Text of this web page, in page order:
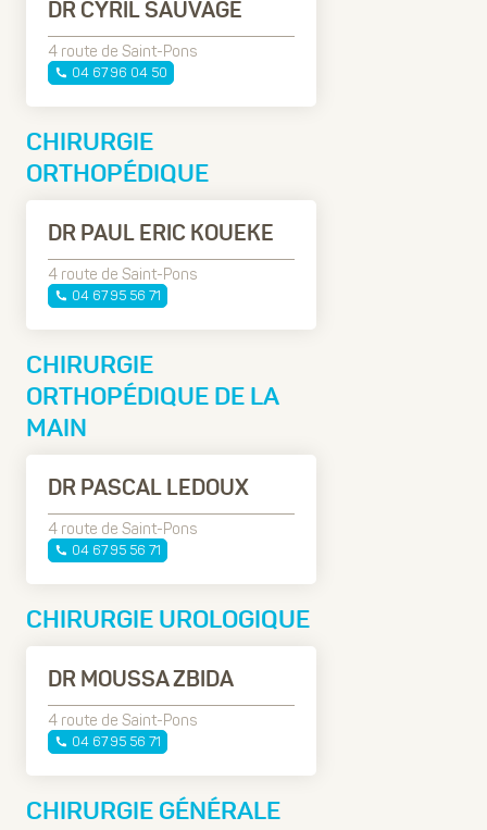
DR CYRIL SAUVAGE
4 route de Saint-Pons
04 67 96 04 50
CHIRURGIE
ORTHOPÉDIQUE
DR PAUL ERIC KOUEKE
4 route de Saint-Pons
04 67 95 56 71
CHIRURGIE
ORTHOPÉDIQUE DE LA
MAIN
DR PASCAL LEDOUX
4 route de Saint-Pons
04 67 95 56 71
CHIRURGIE UROLOGIQUE
DR MOUSSA ZBIDA
4 route de Saint-Pons
04 67 95 56 71
CHIRURGIE GÉNÉRALE